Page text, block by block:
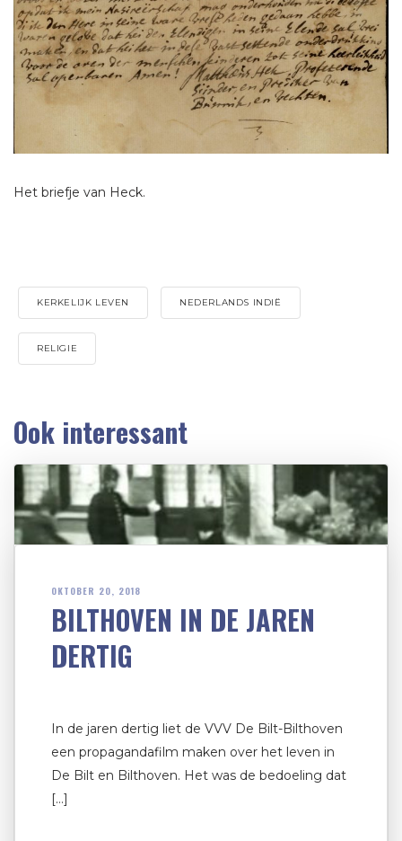
Het briefje van Heck.
KERKELIJK LEVEN NEDERLANDS INDIË
RELIGIE
Ook interessant
OKTOBER 20, 2018
BILTHOVEN IN DE JAREN
DERTIG
In de jaren dertig liet de VVV De Bilt-Bilthoven
een propagandafilm maken over het leven in
De Bilt en Bilthoven. Het was de bedoeling dat
[…]